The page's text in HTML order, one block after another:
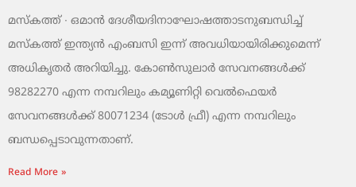
മസ്‌കത്ത് ∙ ഒമാൻ ദേശീയദിനാഘോഷത്താടനുബന്ധിച്ച്
മസ്‌കത്ത് ഇന്ത്യൻ എംബസി ഇന്ന് അവധിയായിരിക്കുമെന്ന്
അധികൃതർ അറിയിച്ചു. കോൺസുലാർ സേവനങ്ങൾക്ക്
98282270 എന്ന നമ്പറിലും കമ്യൂണിറ്റി വെൽഫെയർ
സേവനങ്ങൾക്ക് 80071234 (ടോൾ ഫ്രീ) എന്ന നമ്പറിലും
ബന്ധപ്പെടാവുന്നതാണ്.
Read More »